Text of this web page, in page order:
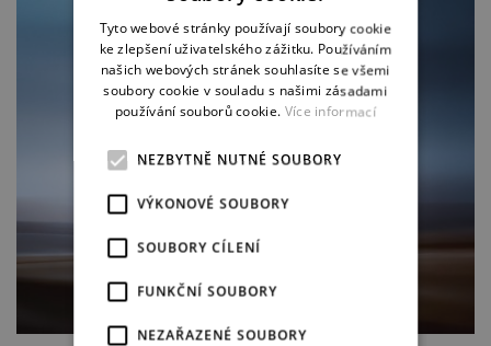
GERMAN
Tyto webové stránky používají soubory cookie
ke zlepšení uživatelského zážitku. Používáním
našich webových stránek souhlasíte se všemi
soubory cookie v souladu s našimi zásadami
používání souborů cookie. Více informací
NEZBYTNĚ NUTNÉ SOUBORY
VÝKONOVÉ SOUBORY
SOUBORY CÍLENÍ
FUNKČNÍ SOUBORY
NEZAŘAZENÉ SOUBORY